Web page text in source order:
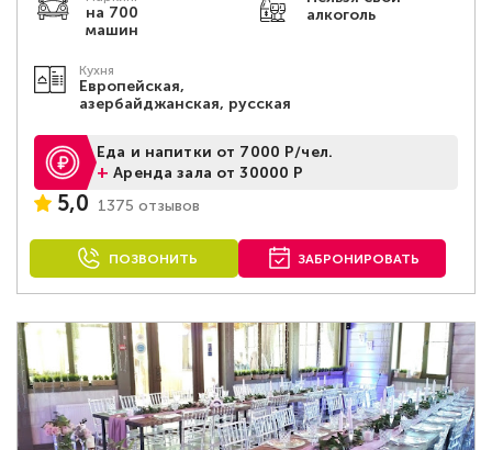
на 700
машин
алкоголь
Кухня
Европейская,
азербайджанская, русская
Еда и напитки от 7000 Р/чел.
+Аренда зала от 30000 Р
5,0 1375 отзывов
ПОЗВОНИТЬ ЗАБРОНИРОВАТЬ